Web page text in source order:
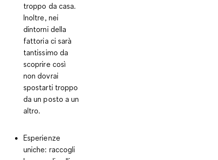
troppo da casa.
Inoltre, nei
dintorni della
fattoria ci sarà
tantissimo da
scoprire così
non dovrai
spostarti troppo
da un posto a un
altro.
Esperienze
uniche: raccogli